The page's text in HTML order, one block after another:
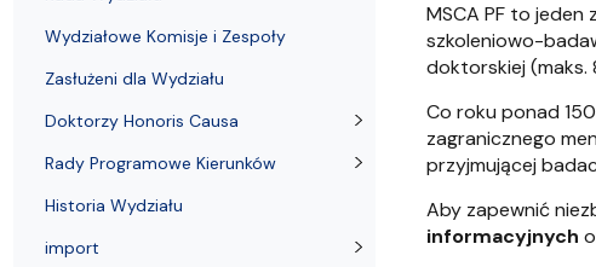
MSCA PF to
szkoleniowo-
doktorskiej
Co roku ponad
zagranicznego
przyjmującej
Aby zapewnić
informacyjnych
Wydziałowe Komisje i Zespoły
Zasłużeni dla Wydziału
Doktorzy Honoris Causa
Rady Programowe Kierunków
Historia Wydziału
import